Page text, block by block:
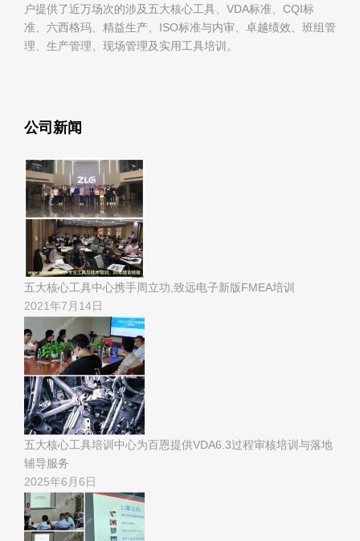
户提供了近万场次的涉及五大核心工具、VDA标准、CQI标
准、六西格玛、精益生产、ISO标准与内审、卓越绩效、班组管
理、生产管理、现场管理及实用工具培训。
公司新闻
五大核心工具中心携手周立功,致远电子新版FMEA培训
2021年7月14日
五大核心工具培训中心为百恩提供VDA6.3过程审核培训与落地
辅导服务
2025年6月6日